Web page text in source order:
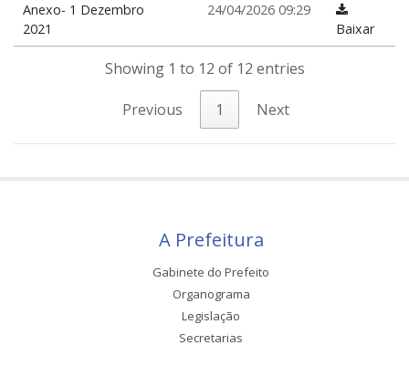
Anexo- 1 Dezembro
2021
24/04/2026 09:29
Baixar
Showing 1 to 12 of 12 entries
Previous 1 Next
A Prefeitura
Gabinete do Prefeito
Organograma
Legislação
Secretarias